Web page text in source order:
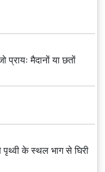
मैदानों या छतों
पृथ्वी के स्थल भाग से घिरी